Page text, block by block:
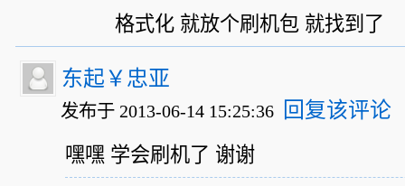
格式化 就放个刷机包 就找到了
东起￥忠亚
发布于 2013-06-14 15:25:36 回复该评论
嘿嘿 学会刷机了 谢谢